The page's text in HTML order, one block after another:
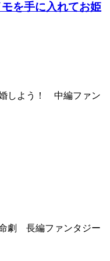
を手に入れてお姫
しよう！ 中編ファン
劇 長編ファンタジー